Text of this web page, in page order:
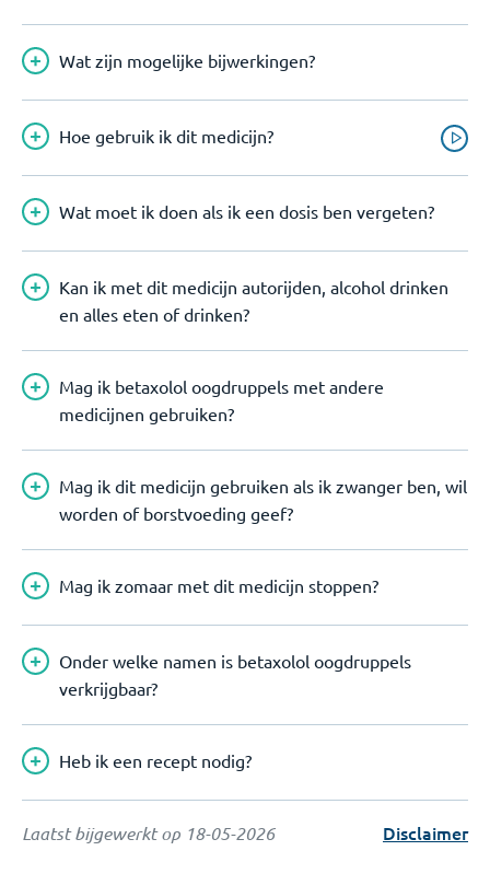
Wat zijn mogelijke bijwerkingen?
Hoe gebruik ik dit medicijn?
Wat moet ik doen als ik een dosis ben vergeten?
Kan ik met dit medicijn autorijden, alcohol drinken
en alles eten of drinken?
Mag ik betaxolol oogdruppels met andere
medicijnen gebruiken?
Mag ik dit medicijn gebruiken als ik zwanger ben, wil
worden of borstvoeding geef?
Mag ik zomaar met dit medicijn stoppen?
Onder welke namen is betaxolol oogdruppels
verkrijgbaar?
Heb ik een recept nodig?
Laatst bijgewerkt op 18-05-2026 Disclaimer